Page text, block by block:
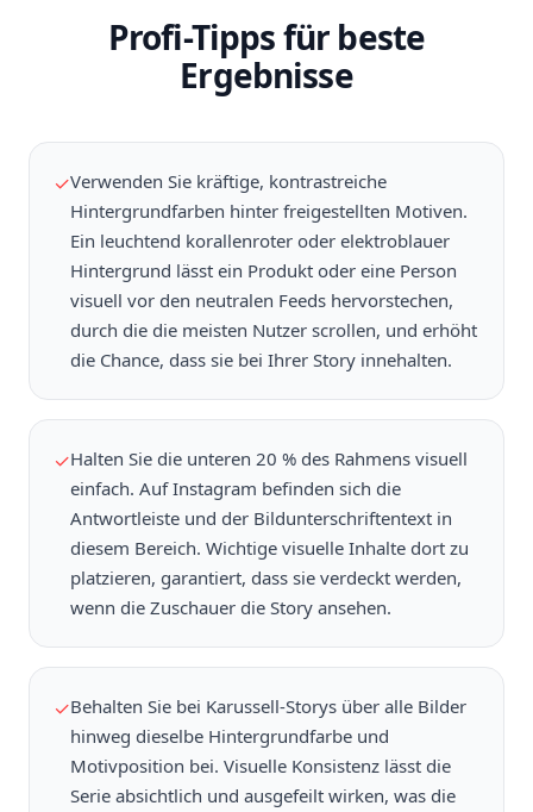
Profi-Tipps für beste
Ergebnisse
✓Verwenden Sie kräftige, kontrastreiche
Hintergrundfarben hinter freigestellten Motiven.
Ein leuchtend korallenroter oder elektroblauer
Hintergrund lässt ein Produkt oder eine Person
visuell vor den neutralen Feeds hervorstechen,
durch die die meisten Nutzer scrollen, und erhöht
die Chance, dass sie bei Ihrer Story innehalten.
✓Halten Sie die unteren 20 % des Rahmens visuell
einfach. Auf Instagram befinden sich die
Antwortleiste und der Bildunterschriftentext in
diesem Bereich. Wichtige visuelle Inhalte dort zu
platzieren, garantiert, dass sie verdeckt werden,
wenn die Zuschauer die Story ansehen.
✓Behalten Sie bei Karussell-Storys über alle Bilder
hinweg dieselbe Hintergrundfarbe und
Motivposition bei. Visuelle Konsistenz lässt die
Serie absichtlich und ausgefeilt wirken, was die